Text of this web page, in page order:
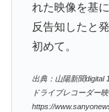
れた映像を基
反告知したと
初めて。
出典：山陽新聞
ドライブレコーダー
https://